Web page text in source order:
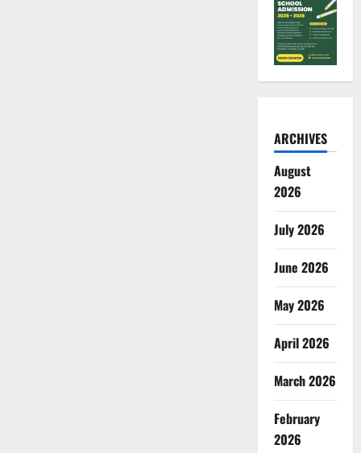
ARCHIVES
August
2026
July 2026
June 2026
May 2026
April 2026
March 2026
February
2026